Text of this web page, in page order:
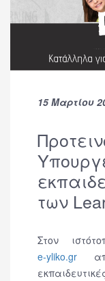
15 Μαρτίου
των
Στον
e-yliko.gr